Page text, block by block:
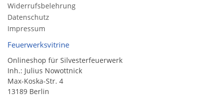
Widerrufsbelehrung
Datenschutz
Impressum
Feuerwerksvitrine
Onlineshop für Silvesterfeuerwerk
Inh.: Julius Nowottnick
Max-Koska-Str. 4
13189 Berlin